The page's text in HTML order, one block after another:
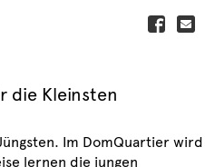
die Kleinsten
Im DomQuartier wird
lernen die jungen